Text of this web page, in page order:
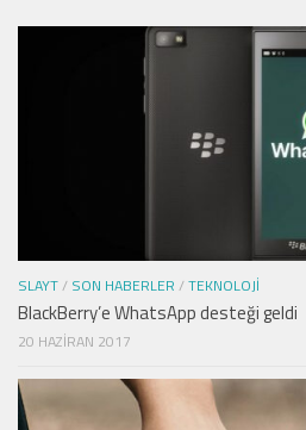
SLAYT/ SON HABERLER /TEKNOLOJI
BlackBerry’e WhatsApp desteği geldi
20 HAZIRAN 2017